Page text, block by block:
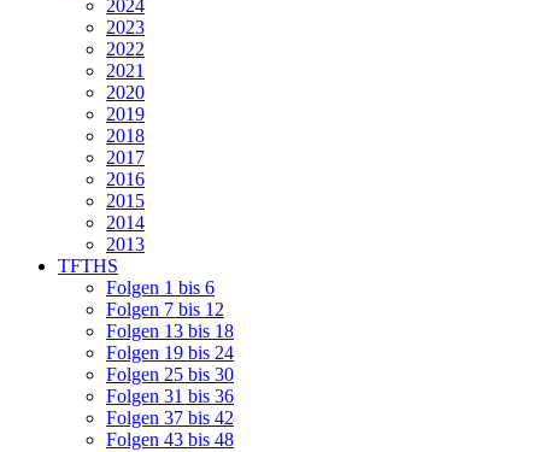
2024
2023
2022
2021
2020
2019
2018
2017
2016
2015
2014
2013
TFTHS
Folgen 1 bis 6
Folgen 7 bis 12
Folgen 13 bis 18
Folgen 19 bis 24
Folgen 25 bis 30
Folgen 31 bis 36
Folgen 37 bis 42
Folgen 43 bis 48